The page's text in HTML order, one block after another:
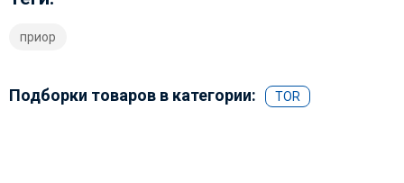
приор
Подборки товаров в категории: TOR